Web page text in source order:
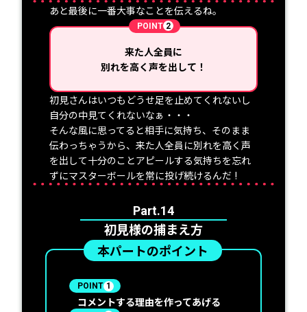
あと最後に一番大事なことを伝えるね。
来た人全員に
別れを高く声を出して！
POINT 2
初見さんはいつもどうせ足を止めてくれないし
自分の中見てくれないなぁ・・・
そんな風に思ってると相手に気持ち、そのまま
伝わっちゃうから、来た人全員に別れを高く声
を出して十分のことアピールする気持ちを忘れ
ずにマスターボールを常に投げ続けるんだ !
Part.14
初見様の捕まえ方
本パートのポイント
POINT 1
コメントする理由を作ってあげる